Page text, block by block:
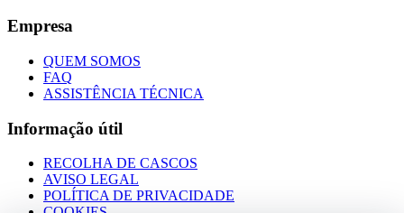
Empresa
QUEM SOMOS
FAQ
ASSISTÊNCIA TÉCNICA
Informação útil
RECOLHA DE CASCOS
AVISO LEGAL
POLÍTICA DE PRIVACIDADE